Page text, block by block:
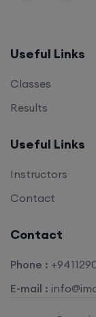
Useful Links
Classes
Results
Useful Links
Instructors
Contact
Contact
Phone :
E-mail :